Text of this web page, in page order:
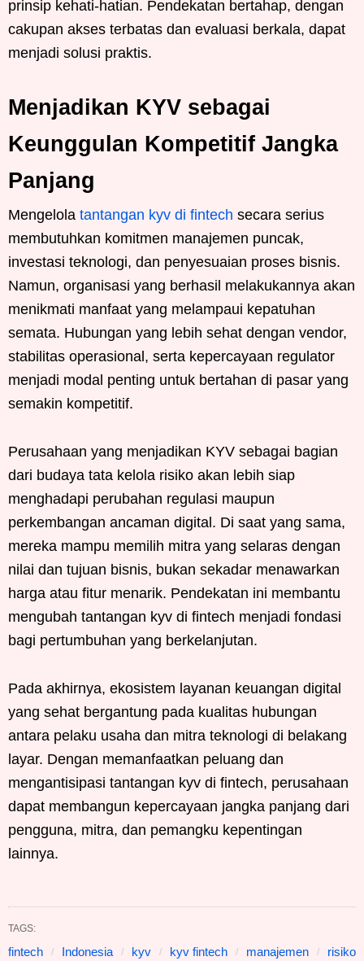
prinsip kehati-hatian. Pendekatan bertahap, dengan
cakupan akses terbatas dan evaluasi berkala, dapat
menjadi solusi praktis.
Menjadikan KYV sebagai
Keunggulan Kompetitif Jangka
Panjang
Mengelola tantangan kyv di fintech secara serius
membutuhkan komitmen manajemen puncak,
investasi teknologi, dan penyesuaian proses bisnis.
Namun, organisasi yang berhasil melakukannya akan
menikmati manfaat yang melampaui kepatuhan
semata. Hubungan yang lebih sehat dengan vendor,
stabilitas operasional, serta kepercayaan regulator
menjadi modal penting untuk bertahan di pasar yang
semakin kompetitif.
Perusahaan yang menjadikan KYV sebagai bagian
dari budaya tata kelola risiko akan lebih siap
menghadapi perubahan regulasi maupun
perkembangan ancaman digital. Di saat yang sama,
mereka mampu memilih mitra yang selaras dengan
nilai dan tujuan bisnis, bukan sekadar menawarkan
harga atau fitur menarik. Pendekatan ini membantu
mengubah tantangan kyv di fintech menjadi fondasi
bagi pertumbuhan yang berkelanjutan.
Pada akhirnya, ekosistem layanan keuangan digital
yang sehat bergantung pada kualitas hubungan
antara pelaku usaha dan mitra teknologi di belakang
layar. Dengan memanfaatkan peluang dan
mengantisipasi tantangan kyv di fintech, perusahaan
dapat membangun kepercayaan jangka panjang dari
pengguna, mitra, dan pemangku kepentingan
lainnya.
TAGS:
fintech Indonesia kyv kyv fintech manajemen
risiko